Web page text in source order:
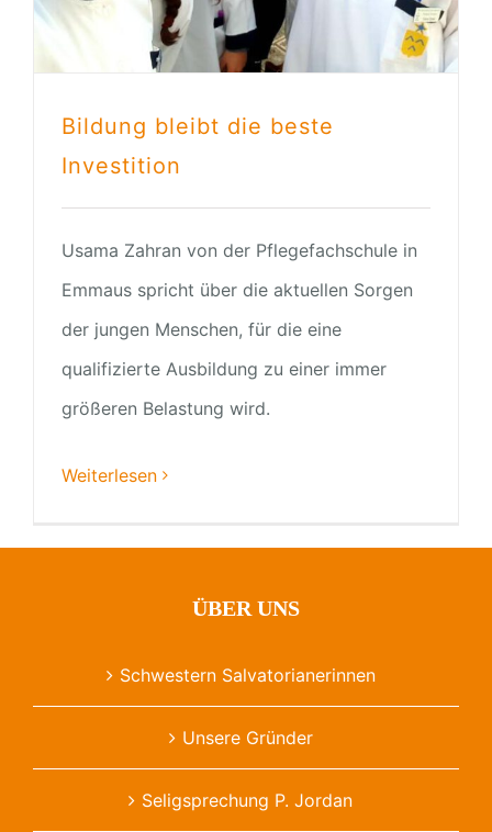
Bildung bleibt die beste
Investition
Usama Zahran von der Pflegefachschule in
Emmaus spricht über die aktuellen Sorgen
der jungen Menschen, für die eine
qualifizierte Ausbildung zu einer immer
größeren Belastung wird.
Weiterlesen
ÜBER UNS
Schwestern Salvatorianerinnen
Unsere Gründer
Seligsprechung P. Jordan